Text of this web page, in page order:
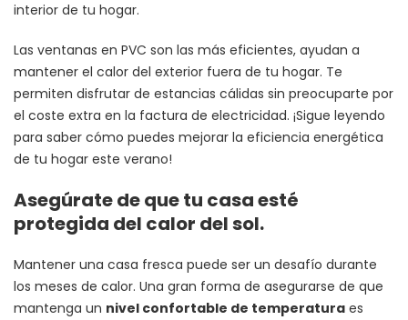
interior de tu hogar.
Las ventanas en PVC son las más eficientes, ayudan a
mantener el calor del exterior fuera de tu hogar. Te
permiten disfrutar de estancias cálidas sin preocuparte por
el coste extra en la factura de electricidad. ¡Sigue leyendo
para saber cómo puedes mejorar la eficiencia energética
de tu hogar este verano!
Asegúrate de que tu casa esté
protegida del calor del sol.
Mantener una casa fresca puede ser un desafío durante
los meses de calor. Una gran forma de asegurarse de que
mantenga un nivel confortable de temperatura es